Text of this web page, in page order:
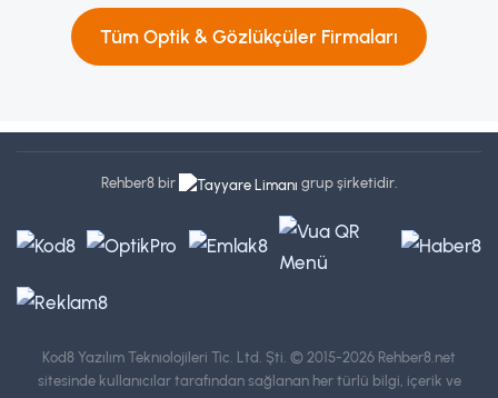
Tüm Optik & Gözlükçüler Firmaları
Rehber8 bir grup şirketidir.
Kod8 Yazılım Teknıolojileri Tic. Ltd. Şti. © 2015-2026 Rehber8.net
sitesinde kullanıcılar tarafından sağlanan her türlü bilgi, içerik ve